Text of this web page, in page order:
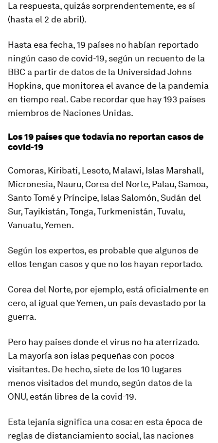
La respuesta, quizás sorprendentemente, es sí
(hasta el 2 de abril).
Hasta esa fecha, 19 países no habían reportado
ningún caso de covid-19, según un recuento de la
BBC a partir de datos de la Universidad Johns
Hopkins, que monitorea el avance de la pandemia
en tiempo real. Cabe recordar que hay 193 países
miembros de Naciones Unidas.
Los 19 países que todavía no reportan casos de
covid-19
Comoras, Kiribati, Lesoto, Malawi, Islas Marshall,
Micronesia, Nauru, Corea del Norte, Palau, Samoa,
Santo Tomé y Príncipe, Islas Salomón, Sudán del
Sur, Tayikistán, Tonga, Turkmenistán, Tuvalu,
Vanuatu, Yemen.
Según los expertos, es probable que algunos de
ellos tengan casos y que no los hayan reportado.
Corea del Norte, por ejemplo, está oficialmente en
cero, al igual que Yemen, un país devastado por la
guerra.
Pero hay países donde el virus no ha aterrizado.
La mayoría son islas pequeñas con pocos
visitantes. De hecho, siete de los 10 lugares
menos visitados del mundo, según datos de la
ONU, están libres de la covid-19.
Esta lejanía significa una cosa: en esta época de
reglas de distanciamiento social, las naciones